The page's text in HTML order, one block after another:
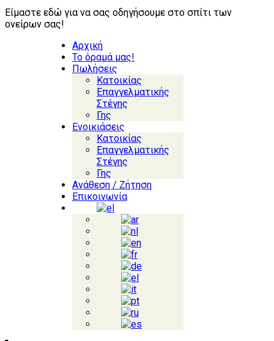
Είμαστε εδώ για να σας οδηγήσουμε στο σπίτι των
ονείρων σας!
Αρχική
Το όραμά μας!
Πωλήσεις
Κατοικίας
Επαγγελματικής
Στέγης
Γης
Ενοικιάσεις
Κατοικίας
Επαγγελματικής
Στέγης
Γης
Ανάθεση / Ζήτηση
Επικοινωνία